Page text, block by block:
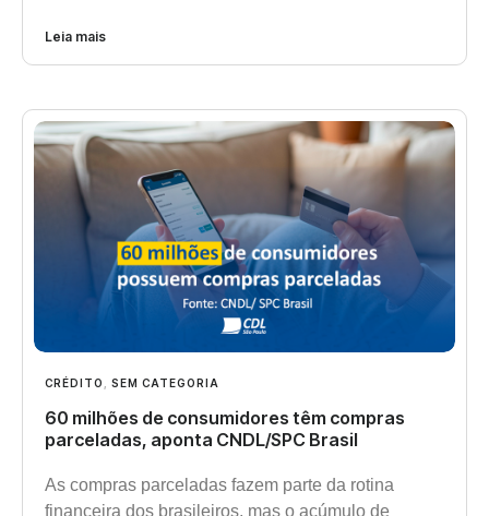
Leia mais
CRÉDITO , SEM CATEGORIA
60 milhões de consumidores têm compras
parceladas, aponta CNDL/SPC Brasil
As compras parceladas fazem parte da rotina
financeira dos brasileiros, mas o acúmulo de